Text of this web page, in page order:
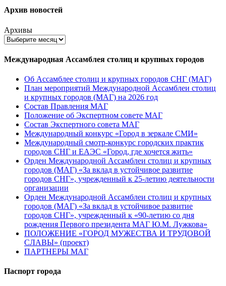
Архив новостей
Архивы
Международная Ассамблея столиц и крупных городов
Об Ассамблее столиц и крупных городов СНГ (МАГ)
План мероприятий Международной Ассамблеи столиц
и крупных городов (МАГ) на 2026 год
Состав Правления МАГ
Положение об Экспертном совете МАГ
Состав Экспертного совета МАГ
Международный конкурс «Город в зеркале СМИ»
Международный смотр-конкурс городских практик
городов СНГ и ЕАЭС «Город, где хочется жить»
Орден Международной Ассамблеи столиц и крупных
городов (МАГ) «За вклад в устойчивое развитие
городов СНГ», учрежденный к 25-летию деятельности
организации
Орден Международной Ассамблеи столиц и крупных
городов (МАГ) «За вклад в устойчивое развитие
городов СНГ», учрежденный к «90-летию со дня
рождения Первого президента МАГ Ю.М. Лужкова»
ПОЛОЖЕНИЕ «ГОРОД МУЖЕСТВА И ТРУДОВОЙ
СЛАВЫ» (проект)
ПАРТНЕРЫ МАГ
Паспорт города